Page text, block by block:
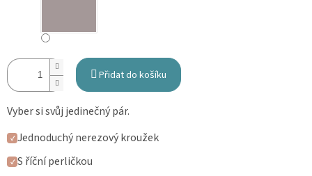
Přidat do košíku
Vyber si svůj jedinečný pár.
✓ Jednoduchý nerezový kroužek
✓ S říční perličkou